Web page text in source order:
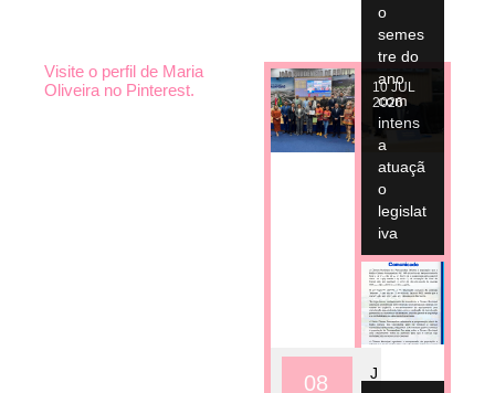
Visite o perfil de Maria
Oliveira no Pinterest.
J
08
o
semes
tre do
ano
com
intens
a
atuaçã
o
legislat
iva
10 JUL
2026
10 JUL
2026